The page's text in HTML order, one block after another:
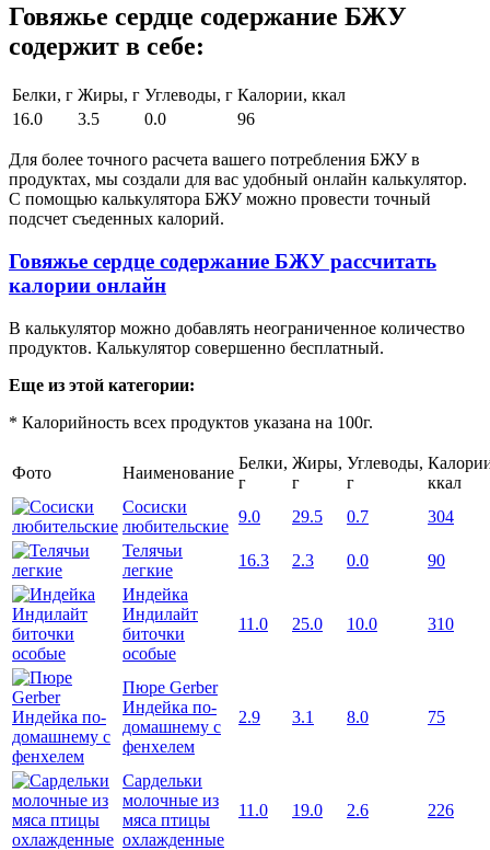
Говяжье сердце содержание БЖУ
содержит в себе:
Белки, г Жиры, г Углеводы, г Калории, ккал
16.0
3.5 0.0 96
Для более точного расчета вашего потребления БЖУ в
продуктах, мы создали для вас удобный онлайн калькулятор.
С помощью калькулятора БЖУ можно провести точный
подсчет съеденных калорий.
Говяжье сердце содержание БЖУ рассчитать
калории онлайн
В калькулятор можно добавлять неограниченное количество
продуктов. Калькулятор совершенно бесплатный.
Еще из этой категории:
* Калорийность всех продуктов указана на 100г.
Фото Наименование
Белки,
г
Жиры,
г
Углеводы,
г
ккал
Сосиски
любительские
9.0 29.5 0.7
304
Телячьи
легкие
16.3 2.3 0.0
90
Индейка
Индилайт
биточки
особые
11.0 25.0 10.0 310
Пюре Gerber
Индейка по-
домашнему с
фенхелем
2.9 3.1 8.0 75
Сардельки
молочные из
мяса птицы
охлажденные
11.0 19.0 2.6 226